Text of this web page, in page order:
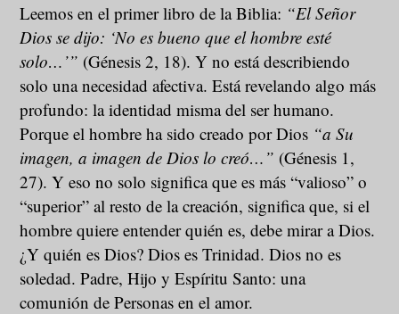
Leemos en el primer libro de la Biblia: “El Señor
Dios se dijo: ‘No es bueno que el hombre esté
solo…’” (Génesis 2, 18). Y no está describiendo
solo una necesidad afectiva. Está revelando algo más
profundo: la identidad misma del ser humano.
Porque el hombre ha sido creado por Dios “a Su
imagen, a imagen de Dios lo creó…” (Génesis 1,
27). Y eso no solo significa que es más “valioso” o
“superior” al resto de la creación, significa que, si el
hombre quiere entender quién es, debe mirar a Dios.
¿Y quién es Dios? Dios es Trinidad. Dios no es
soledad. Padre, Hijo y Espíritu Santo: una
comunión de Personas en el amor.